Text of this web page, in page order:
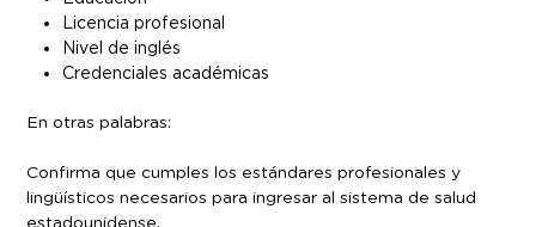
Licencia profesional
Nivel de inglés
Credenciales académicas
En otras palabras:
Confirma que cumples los estándares profesionales y
lingüísticos necesarios para ingresar al sistema de salud